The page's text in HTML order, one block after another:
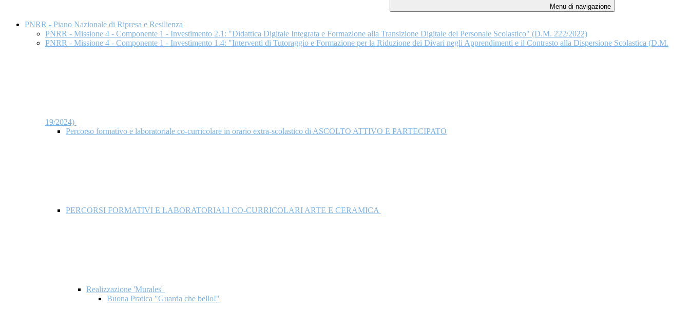
Menu di navigazione
PNRR - Piano Nazionale di Ripresa e Resilienza
PNRR - Missione 4 - Componente 1 - Investimento 2.1: "Didattica Digitale Integrata e Formazione alla Transizione Digitale del Personale Scolastico" (D.M. 222/2022)
PNRR - Missione 4 - Componente 1 - Investimento 1.4: "Interventi di Tutoraggio e Formazione per la Riduzione dei Divari negli Apprendimenti e il Contrasto alla Dispersione Scolastica (D.M.
19/2024)
Percorso formativo e laboratoriale co-curricolare in orario extra-scolastico di ASCOLTO ATTIVO E PARTECIPATO
PERCORSI FORMATIVI E LABORATORIALI CO-CURRICOLARI ARTE E CERAMICA
Realizzazione 'Murales'
Buona Pratica "Guarda che bello!"